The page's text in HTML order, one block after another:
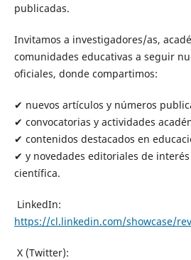
publicadas.
Invitamos a investigadores/as,
comunidades educativas a seguir
oficiales, donde compartimos:
✔ nuevos artículos y números
✔ convocatorias y actividades
✔ contenidos destacados en
✔ y novedades editoriales de
científica.
LinkedIn:
https://cl.linkedin.com/showcase/
X (Twitter):